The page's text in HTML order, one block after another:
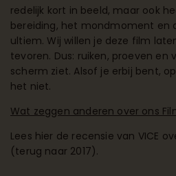
redelijk kort in beeld, maar ook
bereiding, het mondmoment en
ultiem. Wij willen je deze film
tevoren. Dus: ruiken, proeven en
scherm ziet. Alsof je erbij bent,
het niet.
Wat zeggen anderen over ons
Lees hier de recensie van VICE
(terug naar 2017).